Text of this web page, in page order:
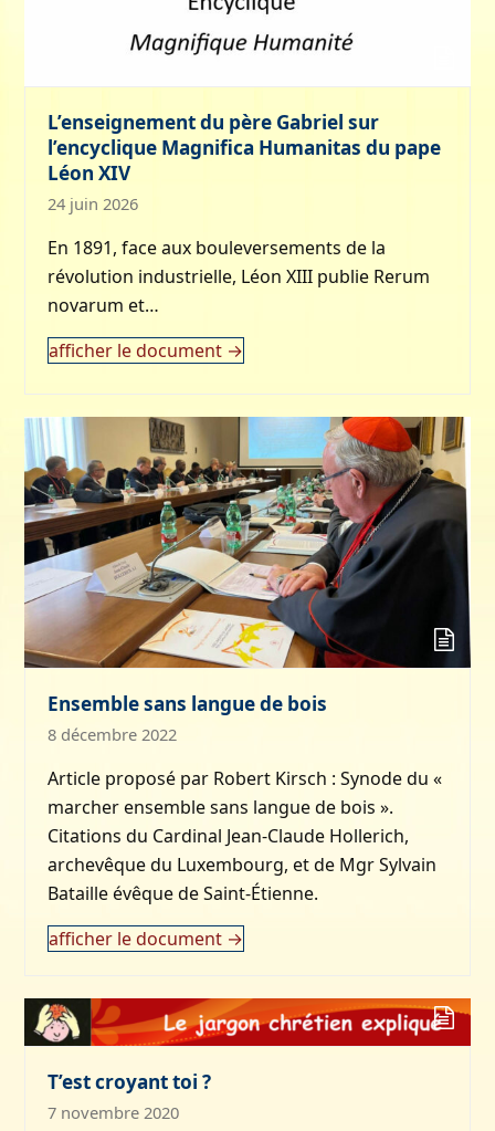
L’enseignement du père Gabriel sur
l’encyclique Magnifica Humanitas du pape
Léon XIV
24 juin 2026
En 1891, face aux bouleversements de la
révolution industrielle, Léon XIII publie Rerum
novarum et…
afficher le document →
Ensemble sans langue de bois
8 décembre 2022
Article proposé par Robert Kirsch : Synode du «
marcher ensemble sans langue de bois ».
Citations du Cardinal Jean-Claude Hollerich,
archevêque du Luxembourg, et de Mgr Sylvain
Bataille évêque de Saint-Étienne.
afficher le document →
T’est croyant toi ?
7 novembre 2020